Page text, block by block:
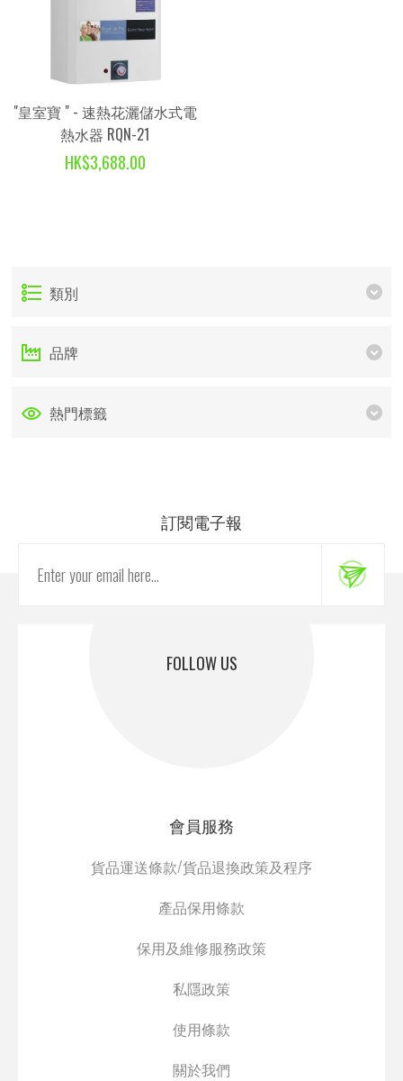
"皇室寶 " - 速熱花灑儲水式電
熱水器 RQN-21
HK$3,688.00
類別
品牌
熱門標籤
訂閱電子報
FOLLOW US
會員服務
貨品運送條款/貨品退換政策及程序
產品保用條款
保用及維修服務政策
私隱政策
使用條款
關於我們